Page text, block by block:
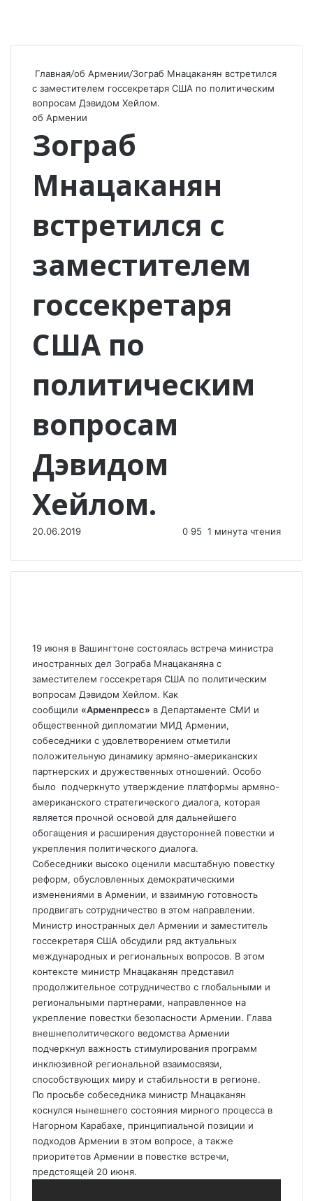
Главная/об Армении/Зограб Мнацаканян встретился
с заместителем госсекретаря США по политическим
вопросам Дэвидом Хейлом.
об Армении
Зограб
Мнацаканян
встретился с
заместителем
госсекретаря
США по
политическим
вопросам
Дэвидом
Хейлом.
20.06.2019 0 95 1 минута чтения
19 июня в Вашингтоне состоялась встреча министра
иностранных дел Зограба Мнацаканяна с
заместителем госсекретаря США по политическим
вопросам Дэвидом Хейлом. Как
сообщили «Арменпресс» в Департаменте СМИ и
общественной дипломатии МИД Армении,
собеседники с удовлетворением отметили
положительную динамику армяно-американских
партнерских и дружественных отношений. Особо
было подчеркнуто утверждение платформы армяно-
американского стратегического диалога, которая
является прочной основой для дальнейшего
обогащения и расширения двусторонней повестки и
укрепления политического диалога.
Собеседники высоко оценили масштабную повестку
реформ, обусловленных демократическими
изменениями в Армении, и взаимную готовность
продвигать сотрудничество в этом направлении.
Министр иностранных дел Армении и заместитель
госсекретаря США обсудили ряд актуальных
международных и региональных вопросов. В этом
контексте министр Мнацаканян представил
продолжительное сотрудничество с глобальными и
региональными партнерами, направленное на
укрепление повестки безопасности Армении. Глава
внешнеполитического ведомства Армении
подчеркнул важность стимулирования программ
инклюзивной региональной взаимосвязи,
способствующих миру и стабильности в регионе.
По просьбе собеседника министр Мнацаканян
коснулся нынешнего состояния мирного процесса в
Нагорном Карабахе, принципиальной позиции и
подходов Армении в этом вопросе, а также
приоритетов Армении в повестке встречи,
предстоящей 20 июня.